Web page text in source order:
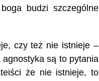
budzi szczególne
czy też nie istnieje –
są to pytania
że nie istnieje, to